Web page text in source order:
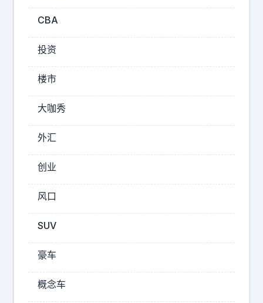
明
星
最
真
实
的
态
08-
10:25
迎
论
乐
CBA
投资
楼市
大咖秀
外汇
创业
风口
SUV
豪车
概念车